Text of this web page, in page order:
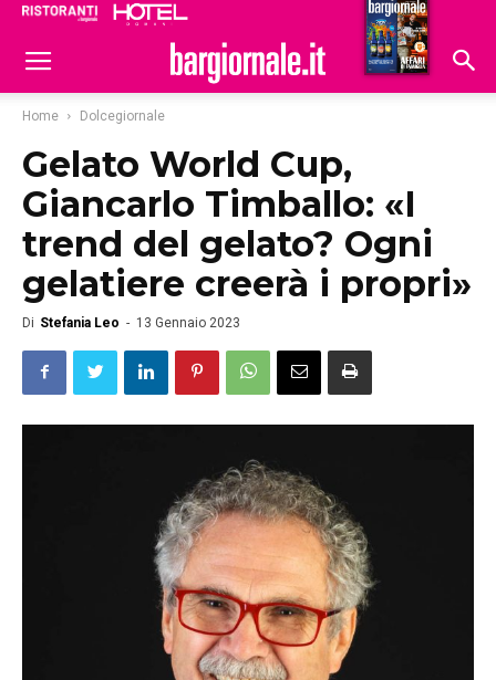
Hoteldomani
Home Dolcegiornale
Gelato World Cup,
Giancarlo Timballo: «I
trend del gelato? Ogni
gelatiere creerà i propri»
Di Stefania Leo - 13 Gennaio 2023